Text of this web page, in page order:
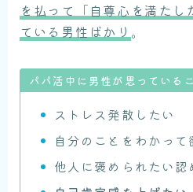
を払って「自尊心を満たし
ている男性ばかり 。
パパ活中に男性が思っている
ストレス発散したい
自分のことをわかって
他人に褒められたい認